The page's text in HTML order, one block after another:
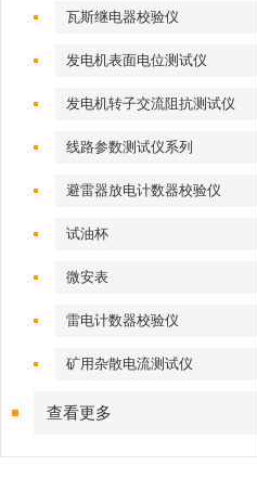
瓦斯继电器校验仪
发电机表面电位测试仪
发电机转子交流阻抗测试仪
线路参数测试仪系列
避雷器放电计数器校验仪
试油杯
微安表
雷电计数器校验仪
矿用杂散电流测试仪
查看更多